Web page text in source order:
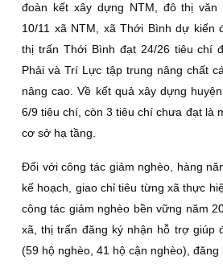
đoàn kết xây dựng NTM, đô thị văn
10/11 xã NTM, xã Thới Bình dự kiến
thị trấn Thới Bình đạt 24/26 tiêu chí
Phải và Trí Lực tập trung nâng chất
nâng cao. Về kết quả xây dựng
6/9 tiêu chí, còn 3 tiêu chí chưa đạt là
cơ sở hạ tầng.
Đối với công tác giảm nghèo, hàng
kế hoạch, giao chỉ tiêu từng xã thực
công tác giảm nghèo bền vững năm
xã, thị trấn đăng ký nhận hỗ trợ giúp
(59 hộ nghèo, 41 hộ cận nghèo),